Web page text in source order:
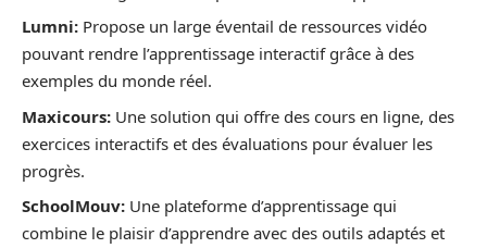
Lumni: Propose un large éventail de ressources vidéo
pouvant rendre l’apprentissage interactif grâce à des
exemples du monde réel.
Maxicours: Une solution qui offre des cours en ligne, des
exercices interactifs et des évaluations pour évaluer les
progrès.
SchoolMouv: Une plateforme d’apprentissage qui
combine le plaisir d’apprendre avec des outils adaptés et